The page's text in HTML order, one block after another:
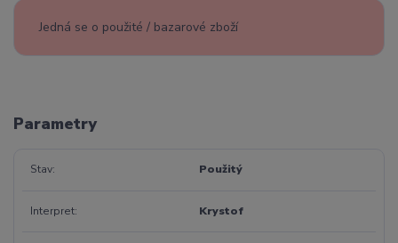
Jedná se o použité / bazarové zboží
Parametry
Stav Použitý
Interpret Krystof